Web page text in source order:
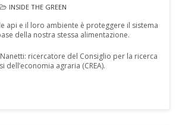
INSIDE THE GREEN
api e il loro ambiente è proteggere il sistema
della nostra stessa alimentazione.
ricercatore del Consiglio per la ricerca
dell’economia agraria (CREA).